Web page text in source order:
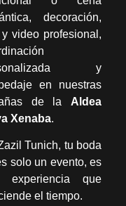
decoración,
video profesional,
y
en nuestras
de la Aldea
Xenaba.
Tunich, tu boda
solo un evento, es
experiencia que
el tiempo.